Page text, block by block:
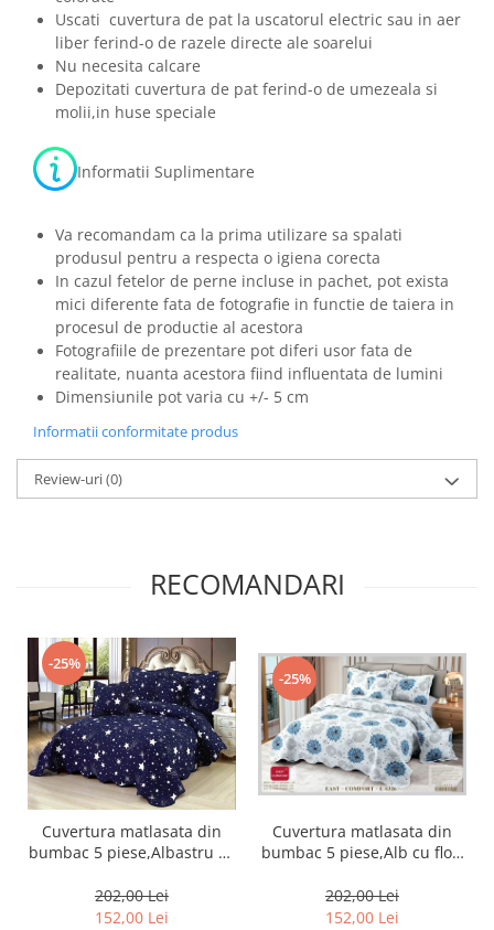
Uscati cuvertura de pat la uscatorul electric sau in aer
liber ferind-o de razele directe ale soarelui
Nu necesita calcare
Depozitati cuvertura de pat ferind-o de umezeala si
molii,in huse speciale
Informatii Suplimentare
Va recomandam ca la prima utilizare sa spalati
produsul pentru a respecta o igiena corecta
In cazul fetelor de perne incluse in pachet, pot exista
mici diferente fata de fotografie in functie de taiera in
procesul de productie al acestora
Fotografiile de prezentare pot diferi usor fata de
realitate, nuanta acestora fiind influentata de lumini
Dimensiunile pot varia cu +/- 5 cm
Informatii conformitate produs
Review-uri(0)
RECOMANDARI
-25%
Cuvertura matlasata din
bumbac 5 piese,Albastru cu
202,00 Lei
152,00 Lei
-25%
Cuvertura matlasata din
bumbac 5 piese,Alb cu flori
202,00 Lei
152,00 Lei